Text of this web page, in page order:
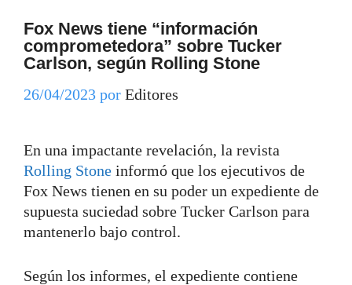
Fox News tiene “información
comprometedora” sobre Tucker
Carlson, según Rolling Stone
26/04/2023 por Editores
En una impactante revelación, la revista
Rolling Stone informó que los ejecutivos de
Fox News tienen en su poder un expediente de
supuesta suciedad sobre Tucker Carlson para
mantenerlo bajo control.
Según los informes, el expediente contiene